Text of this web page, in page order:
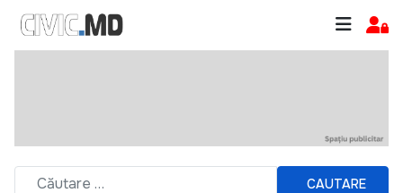
CAUTARE